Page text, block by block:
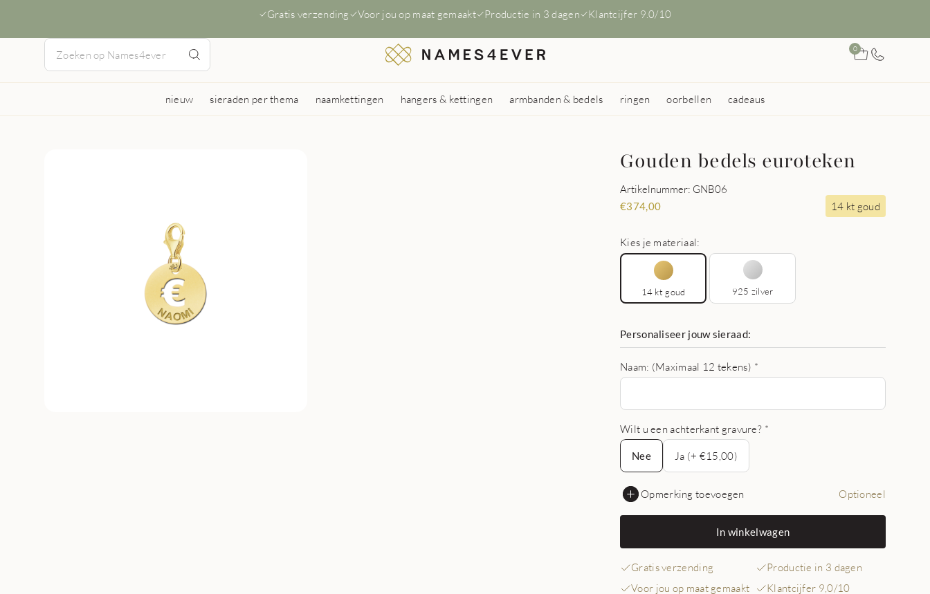
Gratis verzending Voor jou op maat gemaakt Productie in 3 dagen Klantcijfer 9.0/10
0
nieuw sieraden per thema naamkettingen hangers & kettingen armbanden & bedels ringen oorbellen cadeaus
Gouden bedels euroteken
Artikelnummer: GNB06
€374,00 14 kt goud
Kies je materiaal:
14 kt goud 925 zilver
Personaliseer jouw sieraad:
Naam: (Maximaal 12 tekens) *
Wilt u een achterkant gravure? *
Nee
Nee
Ja (+ €15,00)
Opmerking toevoegen Optioneel
In winkelwagen
Gratis verzending
Productie in 3 dagen
Voor jou op maat gemaakt
Klantcijfer 9,0/10